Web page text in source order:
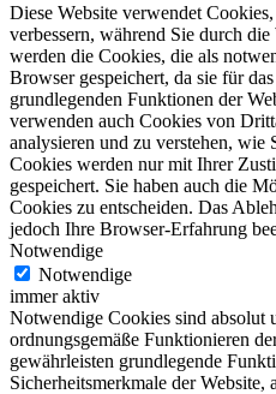
Diese Website verwendet
verbessern, während Sie durch
werden die Cookies, die als
Browser gespeichert, da sie für
grundlegenden Funktionen der
verwenden auch Cookies von
analysieren und zu verstehen, wie
Cookies werden nur mit Ihrer
gespeichert. Sie haben auch die
Cookies zu entscheiden. Das
jedoch Ihre Browser-Erfahrung
Notwendige
Notwendige
immer aktiv
Notwendige Cookies sind absolut
ordnungsgemäße Funktionieren
gewährleisten grundlegende
Sicherheitsmerkmale der Website,